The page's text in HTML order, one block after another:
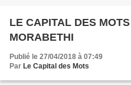
LE CAPITAL DES
MORABETHI
Publié le 27/04/2018 à 07:49
Par Le Capital des Mots